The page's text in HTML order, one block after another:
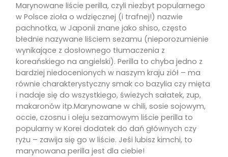
Marynowane liście perilla, czyli niezbyt popularnego
w Polsce zioła o wdzięcznej (i trafnej!) nazwie
pachnotka, w Japonii znane jako shiso, często
błednie nazywane liściem sezamu (nieporozumienie
wynikające z dosłownego tłumaczenia z
koreańskiego na angielski). Perilla to chyba jedno z
bardziej niedocenionych w naszym kraju ziół – ma
równie charakterystyczny smak co bazylia czy mięta
i nadaje się do wszystkiego, świeżych sałatek, zup,
makaronów itp.Marynowane w chili, sosie sojowym,
occie, czosnu i oleju sezamowym liście perilla to
popularny w Korei dodatek do dań głównych czy
ryżu – zawija się go w liście. Jeśi lubisz kimchi, to
marynowana perilla jest dla ciebie!